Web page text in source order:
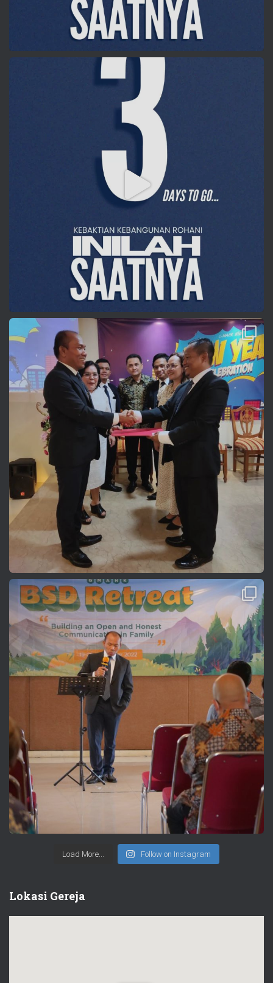
Load More... Follow on Instagram
Lokasi Gereja